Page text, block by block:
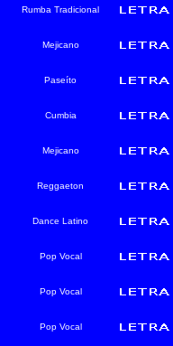
Rumba Tradicional
Mejicano
Paseíto
Cumbia
Mejicano
Reggaeton
Dance Latino
Pop Vocal
Pop Vocal
Pop Vocal